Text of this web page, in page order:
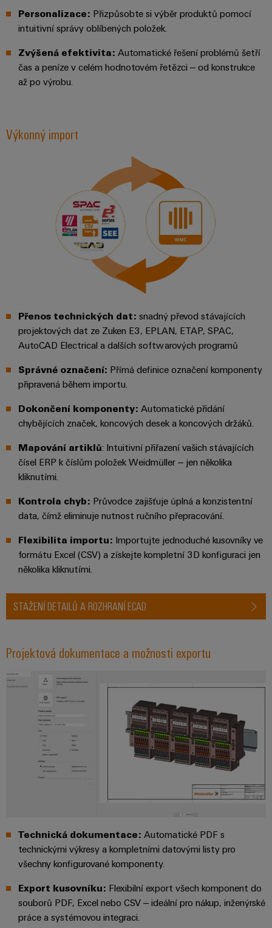
výrobky
pro
systémy
energie
(ESS)
Větrná
dokonalost
v
Vodík
Vodík
jako
klíčová
technologie
zařízení
Inovativní
řešení
pro
zařízení
Železnice
Moderní
digitální
řešení
pro
klimaticky
mobilitu
v
dopravě
Služby
v
konektorů
PCB
vybavení
průmyslové
použití
Vzdálený
přístup
služeb
Pracoviště
a příslušenství
Nářadí
Automatické
Štítky
značení
Průmyslové
tiskárny
Průmyslové
Infrastruktura
skříněk
Montážní
služba
Sestavené
nosné
lišty
Upravené
vybavené
návrh
kabelu
Produktové
konektivita
průmyslové
Naše
inovace
průmyslové
Personalizace: Přizpůsobte si výběr produktů pomocí
intuitivní správy oblíbených položek.
Zvýšená efektivita: Automatické řešení problémů šetří
čas a peníze v celém hodnotovém řetězci – od konstrukce
až po výrobu.
Výkonný import
Přenos technických dat: snadný převod stávajících
projektových dat ze Zuken E3, EPLAN, ETAP, SPAC,
AutoCAD Electrical a dalších softwarových programů
Správné označení: Přímá definice označení komponenty
připravená během importu.
Dokončení komponenty: Automatické přidání
chybějících značek, koncových desek a koncových držáků.
Mapování artiklů: Intuitivní přiřazení vašich stávajících
čísel ERP k číslům položek Weidmüller – jen několika
kliknutími.
Kontrola chyb: Průvodce zajišťuje úplná a konzistentní
data, čímž eliminuje nutnost ručního přepracování.
Flexibilita importu: Importujte jednoduché kusovníky ve
formátu Excel (CSV) a získejte kompletní 3D konfiguraci jen
několika kliknutími.
STAŽENÍ DETAILŮ A ROZHRANÍ ECAD
Projektová dokumentace a možnosti exportu
Technická dokumentace: Automatické PDF s
technickými výkresy a kompletními datovými listy pro
všechny konfigurované komponenty.
Export kusovníku: Flexibilní export všech komponent do
souborů PDF, Excel nebo CSV – ideální pro nákup, inženýrské
práce a systémovou integraci.